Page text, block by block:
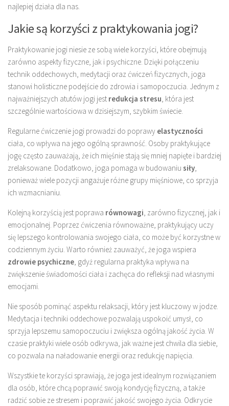
najlepiej działa dla nas.
Jakie są korzyści z praktykowania jogi?
Praktykowanie jogi niesie ze sobą wiele korzyści, które obejmują
zarówno aspekty fizyczne, jak i psychiczne. Dzięki połączeniu
technik oddechowych, medytacji oraz ćwiczeń fizycznych, joga
stanowi holisticzne podejście do zdrowia i samopoczucia. Jednym z
najważniejszych atutów jogi jest redukcja stresu, która jest
szczególnie wartościowa w dzisiejszym, szybkim świecie.
Regularne ćwiczenie jogi prowadzi do poprawy elastyczności
ciała, co wpływa na jego ogólną sprawność. Osoby praktykujące
jogę często zauważają, że ich mięśnie stają się mniej napięte i bardziej
zrelaksowane. Dodatkowo, joga pomaga w budowaniu siły,
ponieważ wiele pozycji angażuje różne grupy mięśniowe, co sprzyja
ich wzmacnianiu.
Kolejną korzyścią jest poprawa równowagi, zarówno fizycznej, jak i
emocjonalnej. Poprzez ćwiczenia równoważne, praktykujący uczy
się lepszego kontrolowania swojego ciała, co może być korzystne w
codziennym życiu. Warto również zauważyć, że joga wspiera
zdrowie psychiczne, gdyż regularna praktyka wpływa na
zwiększenie świadomości ciała i zachęca do refleksji nad własnymi
emocjami.
Nie sposób pominąć aspektu relaksacji, który jest kluczowy w jodze.
Medytacja i techniki oddechowe pozwalają uspokoić umysł, co
sprzyja lepszemu samopoczuciu i zwiększa ogólną jakość życia. W
czasie praktyki wiele osób odkrywa, jak ważne jest chwila dla siebie,
co pozwala na naładowanie energii oraz redukcję napięcia.
Wszystkie te korzyści sprawiają, że joga jest idealnym rozwiązaniem
dla osób, które chcą poprawić swoją kondycję fizyczną, a także
radzić sobie ze stresem i poprawić jakość swojego życia. Odkrycie